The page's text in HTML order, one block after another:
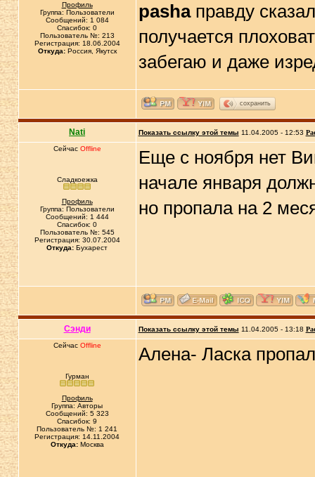
Профиль
Группа: Пользователи
Сообщений: 1 084
Спасибок: 0
Пользователь №: 213
Регистрация: 18.06.2004
Откуда:Россия, Якутск
pashaправду
получается
забегаю и даже
сохранить
Nati Показать ссылку этой темы 11.04.2005 - 12:53
Сейчас Offline
Сладкоежка
Профиль
Группа: Пользователи
Сообщений: 1 444
Спасибок: 0
Пользователь №: 545
Регистрация: 30.07.2004
Откуда: Бухарест
Еще с ноября нет
начале января
но пропала на 2
Сэнди Показать ссылку этой темы 11.04.2005 - 13:18
Сейчас Offline
Гурман
Профиль
Группа: Авторы
Сообщений: 5 323
Спасибок: 9
Пользователь №: 1 241
Регистрация: 14.11.2004
Откуда:Москва
Алена- Ласка